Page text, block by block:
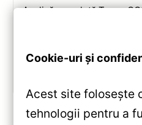
Analiză completă Teyes
Cookie-uri și
Acest site folosește
tehnologii pentru a